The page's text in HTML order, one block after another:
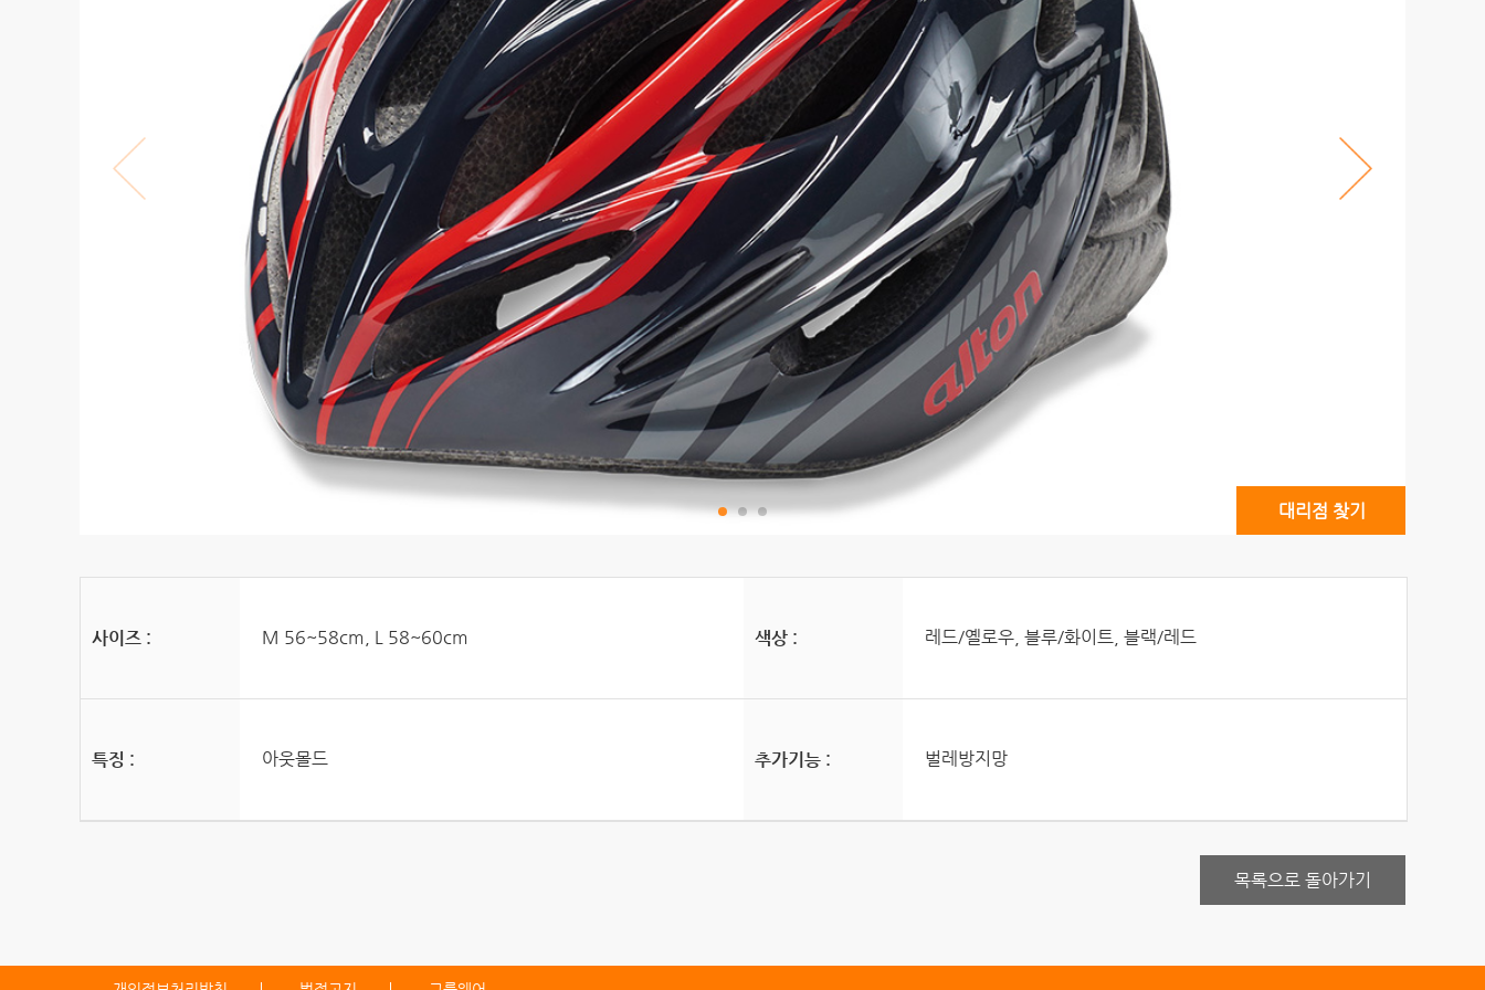
대리점 찾기
사이즈 : M 56~58cm, L 58~60cm 색상 : 레드/옐로우, 블루/화이트, 블랙/레드
특징 : 아웃몰드 추가기능 : 벌레방지망
목록으로 돌아가기